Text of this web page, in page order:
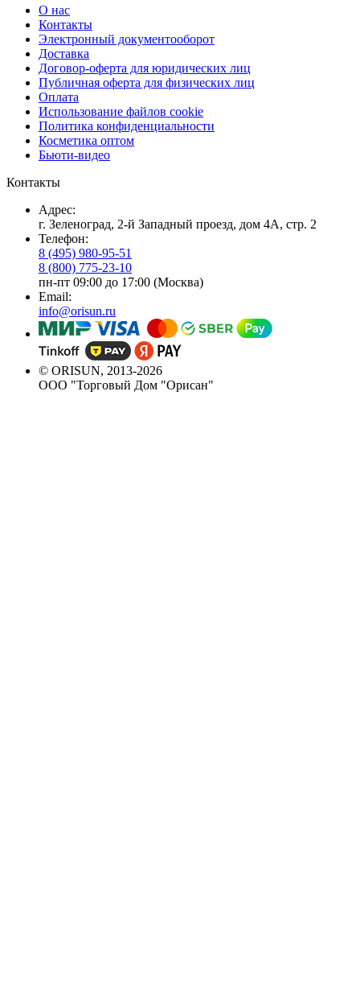
О нас
Контакты
Электронный документооборот
Доставка
Договор-оферта для юридических лиц
Публичная оферта для физических лиц
Оплата
Использование файлов cookie
Политика конфиденциальности
Косметика оптом
Бьюти-видео
Контакты
Адрес:
г. Зеленоград, 2-й Западный проезд, дом 4А, стр. 2
Телефон:
8 (495) 980-95-51
8 (800) 775-23-10
пн-пт 09:00 до 17:00 (Москва)
Email:
info@orisun.ru
© ORISUN, 2013-2026
ООО "Торговый Дом "Орисан"